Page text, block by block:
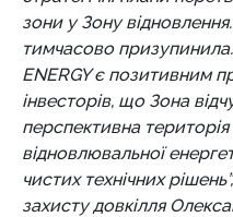
зони у Зону
тимчасово
ENERGY є позитивним
інвесторів, що Зона
перспективна
відновлювальної
чистих технічних
захисту довкілля